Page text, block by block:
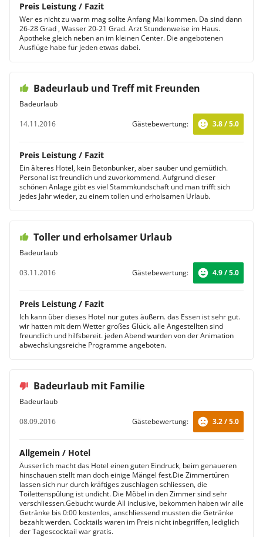
Preis Leistung / Fazit
Wer es nicht zu warm mag sollte Anfang Mai kommen. Da sind dann
26-28 Grad , Wasser 20-21 Grad. Arzt Stundenweise im Haus.
Apotheke gleich neben an im kleinen Center. Die angebotenen
Ausflüge habe für jeden etwas dabei.
Badeurlaub und Treff mit Freunden
Badeurlaub
14.11.2016
Gästebewertung: 3.8 / 5.0
Preis Leistung / Fazit
Ein älteres Hotel, kein Betonbunker, aber sauber und gemütlich.
Personal ist freundlich und zuvorkommend. Aufgrund dieser
schönen Anlage gibt es viel Stammkundschaft und man trifft sich
jedes Jahr wieder, zu einem tollen und erholsamen Urlaub.
Toller und erholsamer Urlaub
Badeurlaub
03.11.2016
Gästebewertung: 4.9 / 5.0
Preis Leistung / Fazit
Ich kann über dieses Hotel nur gutes äußern. das Essen ist sehr gut.
wir hatten mit dem Wetter großes Glück. alle Angestellten sind
freundlich und hilfsbereit. jeden Abend wurden von der Animation
abwechslungsreiche Programme angeboten.
Badeurlaub mit Familie
Badeurlaub
08.09.2016
Gästebewertung: 3.2 / 5.0
Allgemein / Hotel
Äusserlich macht das Hotel einen guten Eindruck, beim genaueren
hinschauen stellt man doch einige Mängel fest.Die Zimmertüren
lassen sich nur durch kräftiges zuschlagen schliessen, die
Toilettenspülung ist undicht. Die Möbel in den Zimmer sind sehr
verschliessen.Gebucht wurde All inclusive, bekommen haben wir alle
Getränke bis 0:00 kostenlos, anschliessend mussten die Getränke
bezahlt werden. Cocktails waren im Preis nicht inbegriffen, lediglich
der Tagescocktail war gratis.